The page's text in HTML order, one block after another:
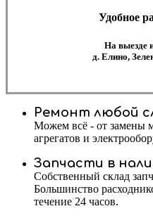
Удобное
На выезде
д. Елино,
Ремонт любой
Можем всё - от замены
агрегатов и
Запчасти в
Собственный склад
Большинство
течение 24 часов.